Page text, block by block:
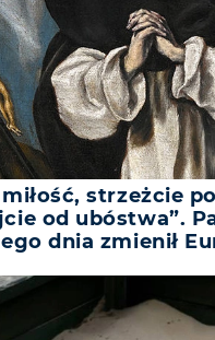
strzeżcie
od ubóstwa”.
dnia zmienił